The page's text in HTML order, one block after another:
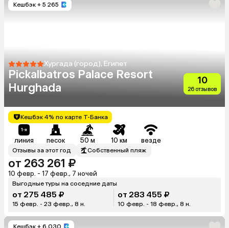
Кешбэк + 5 265
Хургада (город), Египет
Pickalbatros Palace Resort
Hurghada
10
26 отзывов
Кешбэк 4% по карте Т-Банка
линия песок 50 м 10 км везде
Отзывы за этот год Собственный пляж
от 263 261 ₽
10 февр. - 17 февр., 7 ночей
Выгодные туры на соседние даты
от 275 485 ₽
15 февр. - 23 февр., 8 н.
от 283 455 ₽
10 февр. - 18 февр., 8 н.
Кешбэк + 6 030